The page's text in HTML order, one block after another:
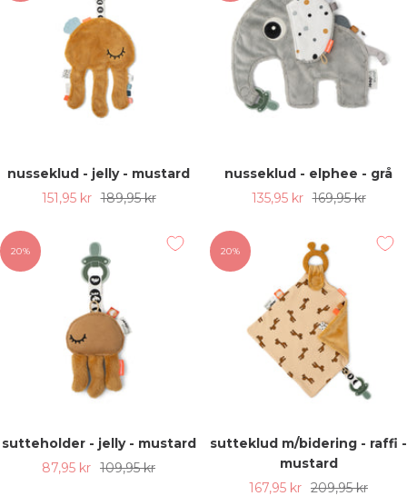
nusseklud - jelly - mustard
Udsalgspris
151,95 kr Almindelig
189,95 kr
nusseklud - elphee - grå
Udsalgspris
135,95 kr Almindelig
169,95 kr
20%
sutteholder - jelly - mustard
Udsalgspris
87,95 kr Almindelig
109,95 kr
20%
sutteklud m/bidering - raffi -
mustard
Udsalgspris
167,95 kr Almindelig
209,95 kr